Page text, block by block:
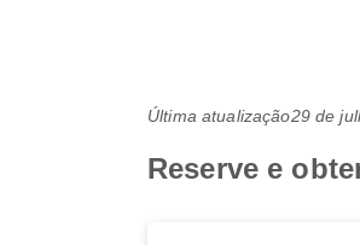
Última atualização29 de
Reserve e